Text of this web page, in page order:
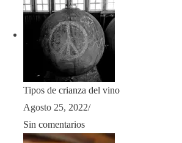
Tipos de crianza del vino
Agosto 25, 2022/
Sin comentarios